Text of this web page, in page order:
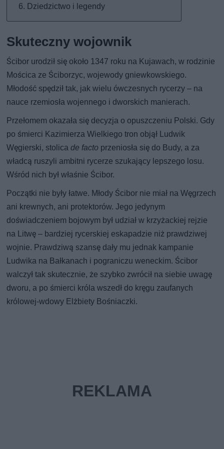
Dziedzictwo i legendy
Skuteczny wojownik
Ścibor urodził się około 1347 roku na Kujawach, w rodzinie
Mościca ze Ściborzyc, wojewody gniewkowskiego.
Młodość spędził tak, jak wielu ówczesnych rycerzy – na
nauce rzemiosła wojennego i dworskich manierach.
Przełomem okazała się decyzja o opuszczeniu Polski. Gdy
po śmierci Kazimierza Wielkiego tron objął Ludwik
Węgierski, stolicade facto przeniosła się do Budy, a za
władcą ruszyli ambitni rycerze szukający lepszego losu.
Wśród nich był właśnie Ścibor.
Początki nie były łatwe. Młody Ścibor nie miał na Węgrzech
ani krewnych, ani protektorów. Jego jedynym
doświadczeniem bojowym był udział w krzyżackiej rejzie
na Litwę – bardziej rycerskiej eskapadzie niż prawdziwej
wojnie. Prawdziwą szansę dały mu jednak kampanie
Ludwika na Bałkanach i pograniczu weneckim. Ścibor
walczył tak skutecznie, że szybko zwrócił na siebie uwagę
dworu, a po śmierci króla wszedł do kręgu zaufanych
królowej-wdowy Elżbiety Bośniaczki.